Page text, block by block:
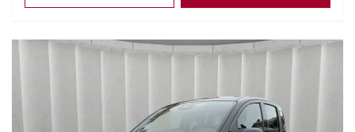
Vedi dettagli